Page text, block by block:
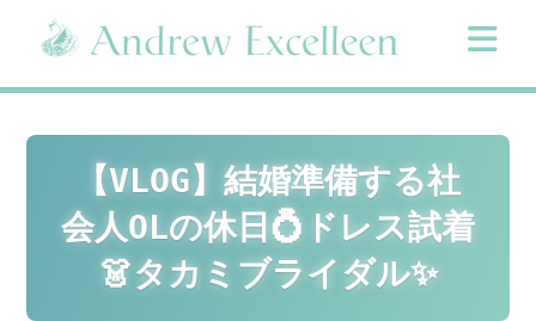
content
【VLOG】結婚準備する社
会人OLの休日💍ドレス試着
👗タカミブライダル✨